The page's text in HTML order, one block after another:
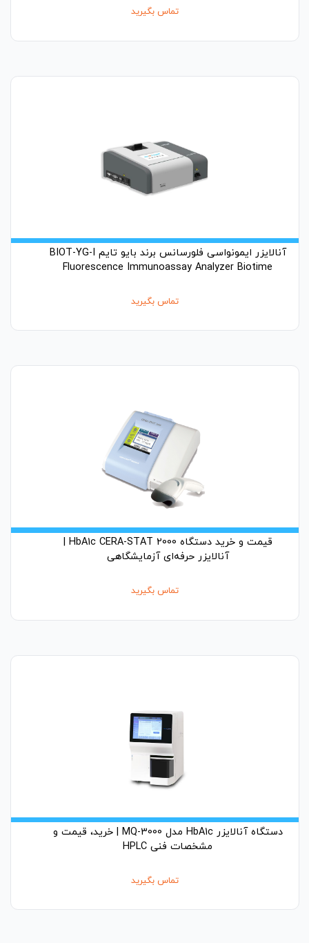
تماس بگیرید
آنالایزر ایمونواسی فلورسانس برند بایو تایم BIOT-YG-I
Fluorescence Immunoassay Analyzer Biotime
تماس بگیرید
قیمت و خرید دستگاه HbA1c CERA-STAT 2000 |
آنالایزر حرفه‌ای آزمایشگاهی
تماس بگیرید
دستگاه آنالایزر HbA1c مدل MQ-3000 | خرید، قیمت و
مشخصات فنی HPLC
تماس بگیرید